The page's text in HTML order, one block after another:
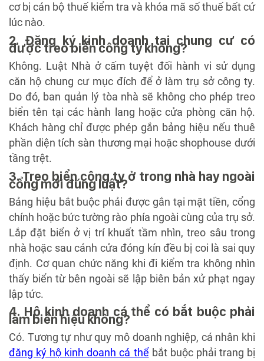
cơ bị cán bộ thuế kiểm tra và khóa mã số thuế bất cứ
lúc nào.
2. Đăng ký kinh doanh tại chung cư có
được treo biển công ty không?
Không. Luật Nhà ở cấm tuyệt đối hành vi sử dụng
căn hộ chung cư mục đích để ở làm trụ sở công ty.
Do đó, ban quản lý tòa nhà sẽ không cho phép treo
biển tên tại các hành lang hoặc cửa phòng căn hộ.
Khách hàng chỉ được phép gắn bảng hiệu nếu thuê
phần diện tích sàn thương mại hoặc shophouse dưới
tầng trệt.
3. Treo biển công ty ở trong nhà hay ngoài
cổng mới đúng luật?
Bảng hiệu bắt buộc phải được gắn tại mặt tiền, cổng
chính hoặc bức tường rào phía ngoài cùng của trụ sở.
Lắp đặt biển ở vị trí khuất tầm nhìn, treo sâu trong
nhà hoặc sau cánh cửa đóng kín đều bị coi là sai quy
định. Cơ quan chức năng khi đi kiểm tra không nhìn
thấy biển từ bên ngoài sẽ lập biên bản xử phạt ngay
lập tức.
4. Hộ kinh doanh cá thể có bắt buộc phải
làm biển hiệu không?
Có. Tương tự như quy mô doanh nghiệp, cá nhân khi
đăng ký hộ kinh doanh cá thể bắt buộc phải trang bị